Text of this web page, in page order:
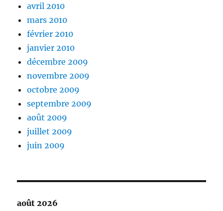
avril 2010
mars 2010
février 2010
janvier 2010
décembre 2009
novembre 2009
octobre 2009
septembre 2009
août 2009
juillet 2009
juin 2009
août 2026